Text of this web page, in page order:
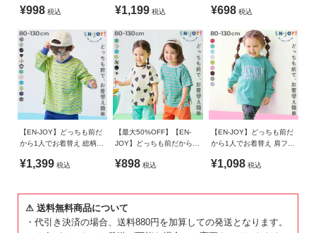
園で目立つカラーからシンプルなカラーまで
えらぶのが楽しくなるカラーバリエーション。
・うれしい価格帯
気軽に買い足せる、手に取りやすい価格帯に。
■シリーズ
だいすきな色、お気に入りのもよう。
なんだかルンルンしてきた！
「じぶんでおきがえできた！」って
ママやパパ、せんせいにも
不可 / 日陰つり干し/ 洗濯ネット使用
ご注意事項
・摩擦や水、汗などで色が移ることがあります。ご注意くだ
さい。
・平置きにて採寸しているため、サイズや形に多少の誤差が
生じる場合がございます。あらかじめご了承ください。
・生産時期により、多少色味が異なる場合がございますが、
素材・サイズ等の品質に違いはございません。
・ご使用のパソコンやブラウザの環境により、実際の色とは
多少異なる場合がございます。
¥998 税込 ¥1,199 税込
地&総柄 7分丈リブパンツ
¥698 税込
【EN-JOY】どっちも前だ
から1人でお着替え 総柄 &
¥1,399 税込
【最大50%OFF】【EN-
JOY】どっちも前だから1
シャツ
¥898 税込
【EN-JOY】どっちも前だ
から1人でお着替え 肩フリ
¥1,098 税込
⚠ 送料無料商品について
・代引き決済の場合、送料880円を加算しての発送となります。